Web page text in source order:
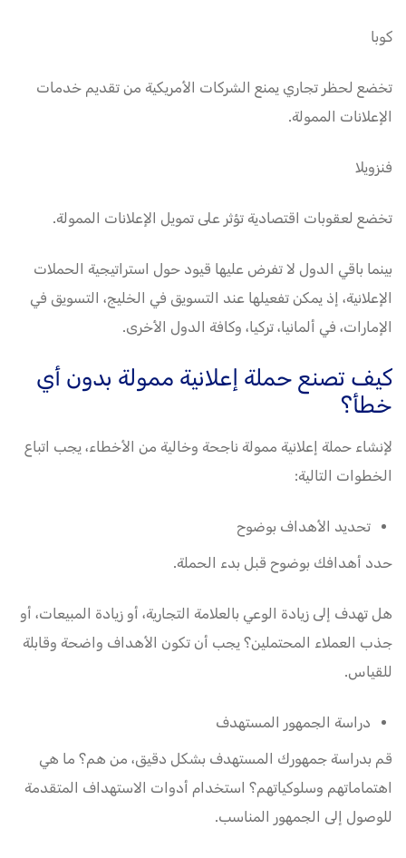
كوبا
تخضع لحظر تجاري يمنع الشركات الأمريكية من تقديم خدمات
الإعلانات الممولة.
فنزويلا
تخضع لعقوبات اقتصادية تؤثر على تمويل الإعلانات الممولة.
بينما باقي الدول لا تفرض عليها قيود حول استراتيجية الحملات
الإعلانية، إذ يمكن تفعيلها عند التسويق في الخليج، التسويق في
الإمارات، في ألمانيا، تركيا، وكافة الدول الأخرى.
كيف تصنع حملة إعلانية ممولة بدون أي
خطأ؟
لإنشاء حملة إعلانية ممولة ناجحة وخالية من الأخطاء، يجب اتباع
الخطوات التالية:
تحديد الأهداف بوضوح
حدد أهدافك بوضوح قبل بدء الحملة.
هل تهدف إلى زيادة الوعي بالعلامة التجارية، أو زيادة المبيعات، أو
جذب العملاء المحتملين؟ يجب أن تكون الأهداف واضحة وقابلة
للقياس.
دراسة الجمهور المستهدف
قم بدراسة جمهورك المستهدف بشكل دقيق، من هم؟ ما هي
اهتماماتهم وسلوكياتهم؟ استخدام أدوات الاستهداف المتقدمة
للوصول إلى الجمهور المناسب.